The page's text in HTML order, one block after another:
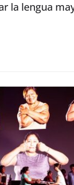
la lengua